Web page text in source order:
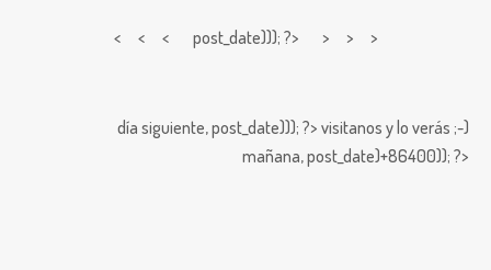
< < < post_date))); ?> > > >
día siguiente,post_date))); ?> visitanos y lo verás ;-)
mañana,post_date)+86400)); ?>